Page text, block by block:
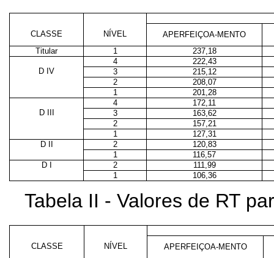
CLASSE NÍVEL
APERFEIÇOA-MENTO
Titular
1
237,18
4
222,43
D IV
3
215,12
2
208,07
1
201,28
4
172,11
D III
3
163,62
2
157,21
1
127,31
D II
2
120,83
1
116,57
D I
2
111,99
1
106,36
Tabela II - Valores de RT
CLASSE NÍVEL APERFEIÇOA-MENTO